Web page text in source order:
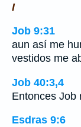
I
Job 9:31
aun así me
vestidos me
Job 40:3,4
Entonces
Esdras 9:6